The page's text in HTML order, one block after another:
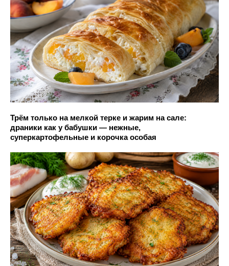
Трём только на мелкой терке и жарим на сале:
драники как у бабушки — нежные,
суперкартофельные и корочка особая